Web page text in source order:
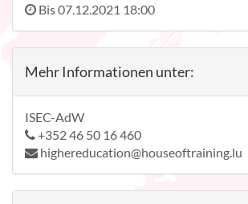
Bis07.12.2021 18:00
Mehr Informationen unter:
ISEC-AdW
+352 46 50 16 460
highereducation@houseoftraining.lu